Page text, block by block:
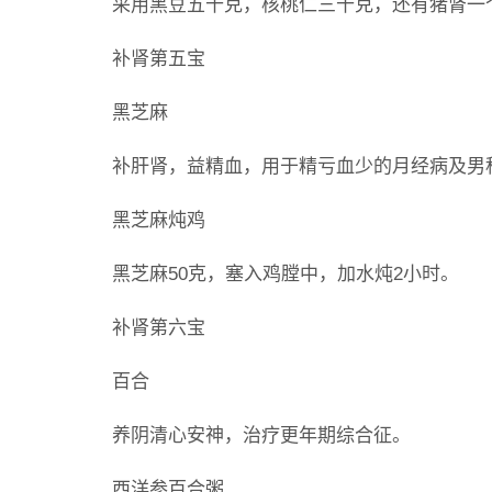
采用黑豆五十克，核桃仁三十克，还有猪肾一
补肾第五宝
黑芝麻
补肝肾，益精血，用于精亏血少的月经病及男
黑芝麻炖鸡
黑芝麻50克，塞入鸡膛中，加水炖2小时。
补肾第六宝
百合
养阴清心安神，治疗更年期综合征。